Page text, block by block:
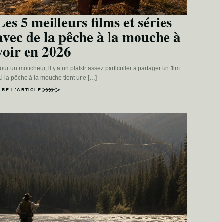
5 meilleurs films et séries
de la pêche à la mouche à
en 2026
un moucheur, il y a un plaisir assez particulier à partager un film
la pêche à la mouche tient une […]
L’ARTICLE